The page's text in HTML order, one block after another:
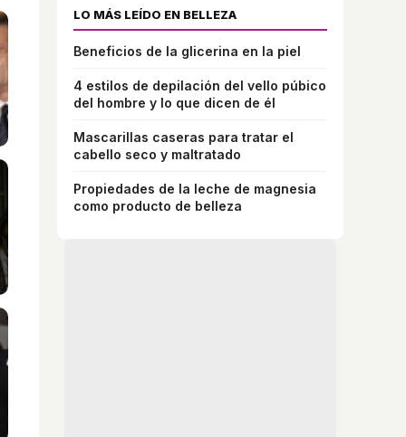
LO MÁS LEÍDO EN BELLEZA
Beneficios de la glicerina en la piel
4 estilos de depilación del vello púbico
del hombre y lo que dicen de él
Mascarillas caseras para tratar el
cabello seco y maltratado
Propiedades de la leche de magnesia
como producto de belleza